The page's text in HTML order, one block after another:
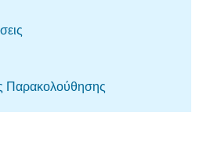
Παρακολούθησης